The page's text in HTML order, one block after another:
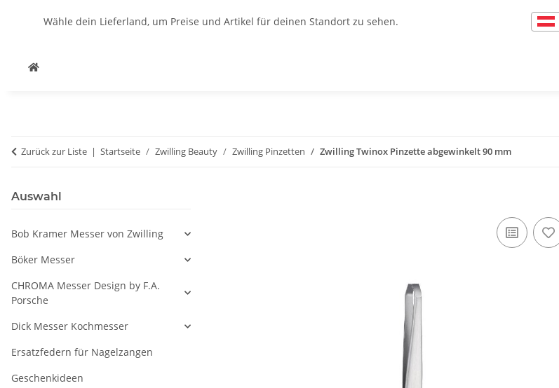
Wähle dein Lieferland, um Preise und Artikel für deinen Standort zu sehen.
Zurück zur Liste Startseite Zwilling Beauty Zwilling Pinzetten Zwilling Twinox Pinzette abgewinkelt 90 mm
Auswahl
Bob Kramer Messer von Zwilling
Böker Messer
CHROMA Messer Design by F.A.
Porsche
Dick Messer Kochmesser
Ersatzfedern für Nagelzangen
Geschenkideen